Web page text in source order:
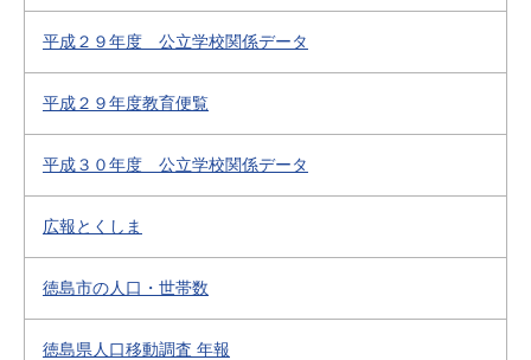
平成２９年度 公立学校関係データ
平成２９年度教育便覧
平成３０年度 公立学校関係データ
広報とくしま
徳島市の人口・世帯数
徳島県人口移動調査 年報